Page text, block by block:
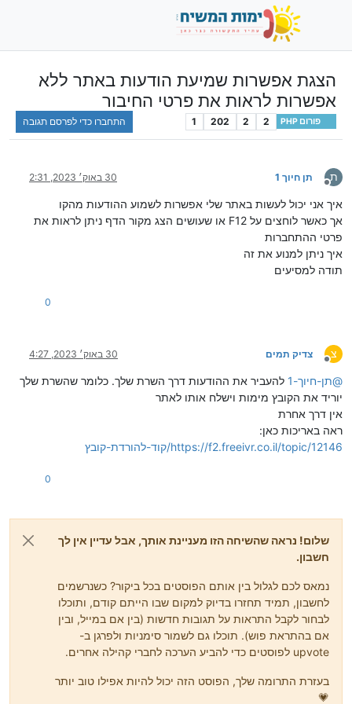
הצגת אפשרות שמיעת הודעות באתר ללא
אפשרות לראות את פרטי החיבור
פורום PHP 2
2
202
1 התחברו כדי לפרסם תגובה
ת
מנותק
תן חיוך 1 30 באוק׳ 2023, 2:31
איך אני יכול לעשות באתר שלי אפשרות לשמוע ההודעות מהקו
אך כאשר לוחצים על F12 או שעושים הצג מקור הדף ניתן לראות את
פרטי ההתחברות
איך ניתן למנוע את זה
תודה למסיעים
0
צ
מנותק
צדיק תמים 30 באוק׳ 2023, 4:27
@תן-חיוך-1
להעביר את ההודעות דרך השרת שלך. כלומר שהשרת שלך
יוריד את הקובץ מימות וישלח אותו לאתר
אין דרך אחרת
ראה באריכות כאן:
https://f2.freeivr.co.il/topic/12146/קוד-להורדת-קובץ
0
שלום! נראה שהשיחה הזו מעניינת אותך, אבל עדיין אין לך
חשבון.
נמאס לכם לגלול בין אותם הפוסטים בכל ביקור? כשנרשמים
לחשבון, תמיד תחזרו בדיוק למקום שבו הייתם קודם, ותוכלו
לבחור לקבל התראות על תגובות חדשות (בין אם במייל, ובין
אם בהתראת פוש). תוכלו גם לשמור סימניות ולפרגן ב-
upvote לפוסטים כדי להביע הערכה לחברי קהילה אחרים.
בעזרת התרומה שלך, הפוסט הזה יכול להיות אפילו טוב יותר
💗